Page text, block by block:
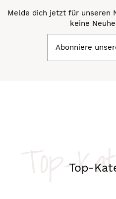
Melde dich jetzt für unseren
keine
Abonniere
Top-
Top-